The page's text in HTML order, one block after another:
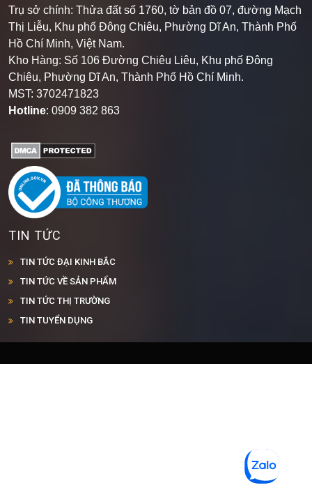
Trụ sở chính: Thửa đất số 1760, tờ bản đồ 07, đường Mạch
Thị Liễu, Khu phố Đông Chiêu, Phường Dĩ An, Thành Phố
Hồ Chí Minh, Việt Nam.
Kho Hàng: Số 106 Đường Chiêu Liêu, Khu phố Đông
Chiêu, Phường Dĩ An, Thành Phố Hồ Chí Minh.
MST: 3702471823
Hotline: 0909 382 863
TIN TỨC
TIN TỨC ĐẠI KINH BẮC
TIN TỨC VỀ SẢN PHẨM
TIN TỨC THỊ TRƯỜNG
TIN TUYỂN DỤNG